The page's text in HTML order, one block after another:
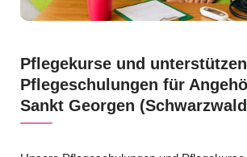
Pflegekurse und
Pflegeschulungen für
Sankt Georgen